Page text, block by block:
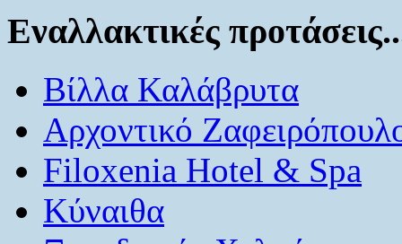
Εναλλακτικές
Βίλλα Καλάβρυτα
Αρχοντικό
Filoxenia Hotel & Spa
Κύναιθα